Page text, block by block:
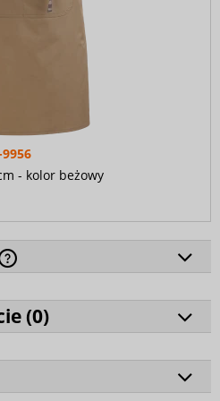
- kolor beżowy
(0)